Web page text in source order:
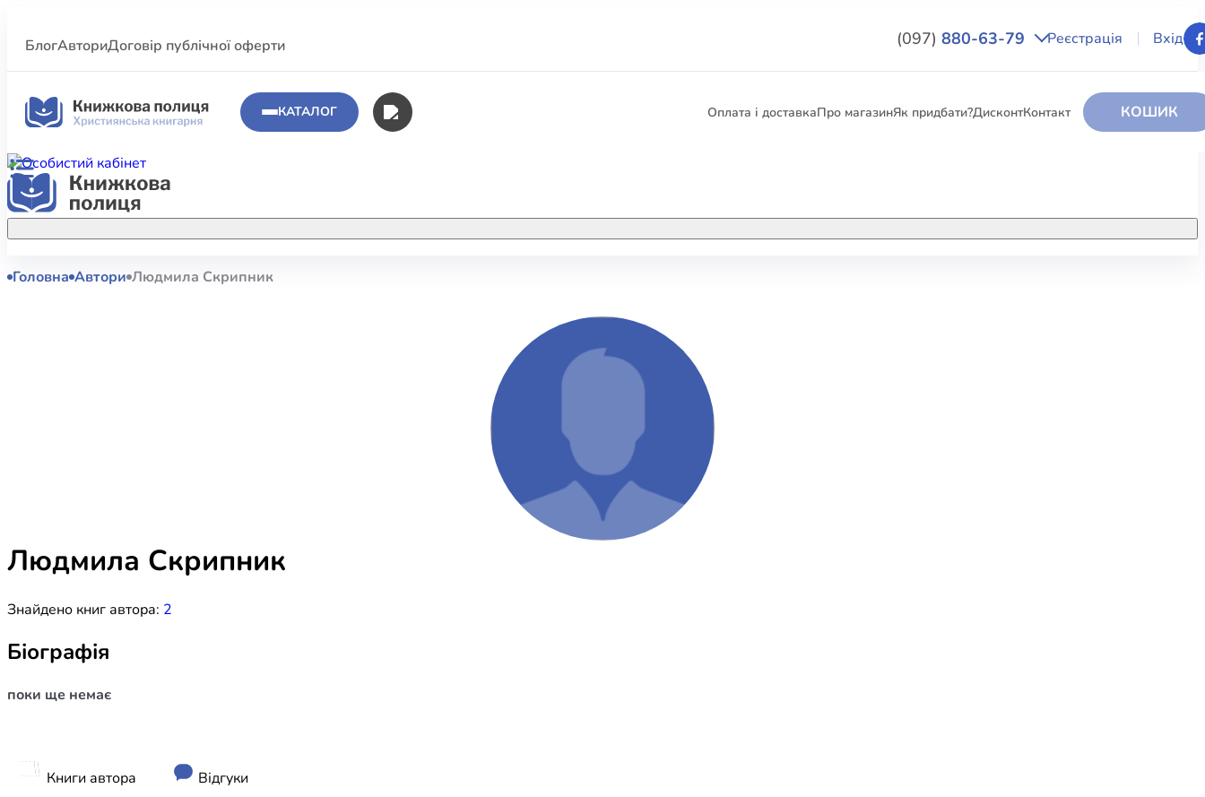
БлогАвториДоговір публічної оферти (097) 880-63-79 Реєстрація Вхід
КАТАЛОГ Оплата і доставкаПро магазинЯк придбати?ДисконтКонтакт КОШИК
Акційні пропозиції
КНИГИ
Біблійне консультування
ЕЛЕКТРОННІ КНИГИ
КНИГА В КОМПЛЕКТІ
Головна Автори Людмила Скрипник
Людмила Скрипник
Знайдено книг автора: 2
Біографія
поки ще немає
Книги автора Відгуки